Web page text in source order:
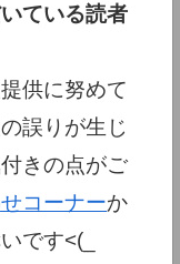
ている読者
供に努めて
誤りが生じ
きの点がご
コーナーか
です<(_